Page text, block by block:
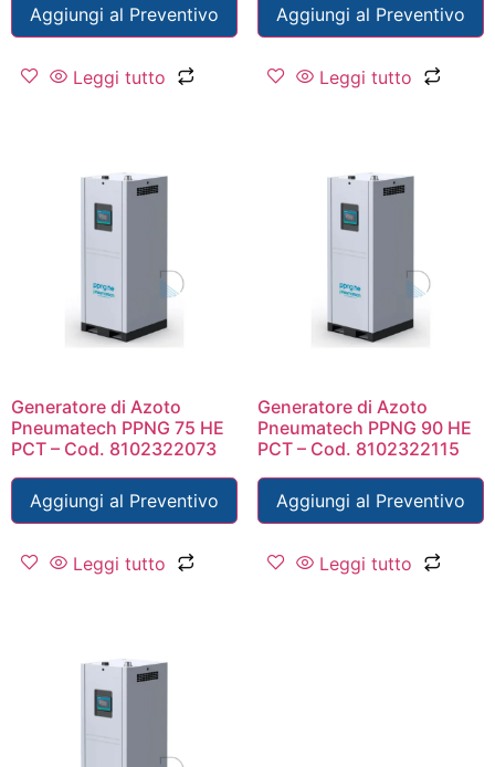
Aggiungi al Preventivo
Leggi tutto
Aggiungi al Preventivo
Leggi tutto
Generatore di Azoto
Pneumatech PPNG 75 HE
PCT – Cod. 8102322073
Aggiungi al Preventivo
Leggi tutto
Generatore di Azoto
Pneumatech PPNG 90 HE
PCT – Cod. 8102322115
Aggiungi al Preventivo
Leggi tutto